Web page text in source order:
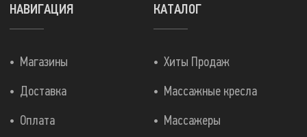
КАТАЛОГ
Хиты Продаж
Массажные кресла
Массажеры
НАВИГАЦИЯ
Магазины
Доставка
Оплата